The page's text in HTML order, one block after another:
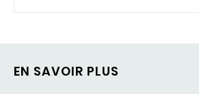
EN SAVOIR PLUS